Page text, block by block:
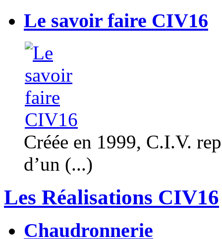
Le savoir faire CIV16
Créée en 1999, C.I.V.
d’un (...)
Les Réalisations CIV16
Chaudronnerie